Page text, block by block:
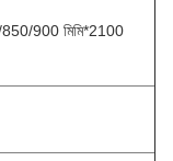
900 মিমি*2100